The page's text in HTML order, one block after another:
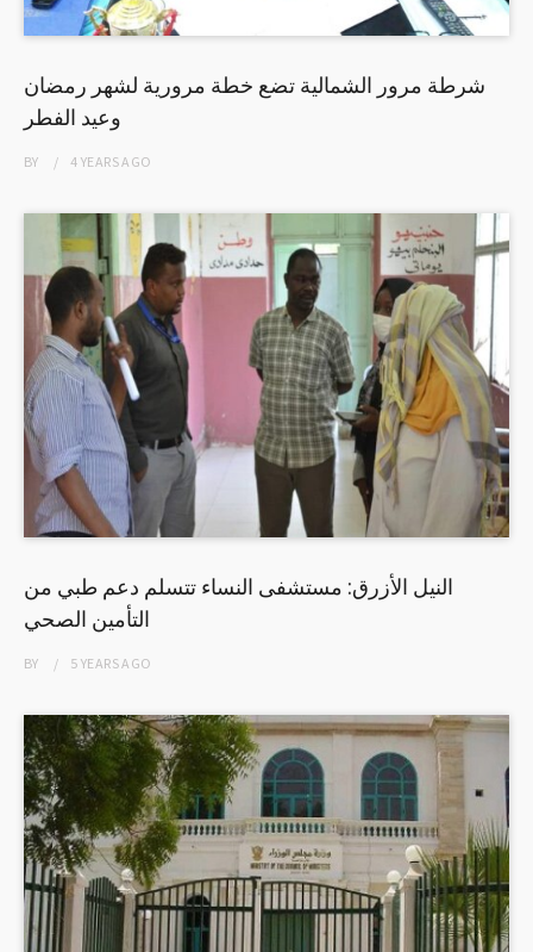
شرطة مرور الشمالية تضع خطة مرورية لشهر رمضان
وعيد الفطر
BY 4 YEARSAGO
النيل الأزرق: مستشفى النساء تتسلم دعم طبي من
التأمين الصحي
BY 5 YEARSAGO